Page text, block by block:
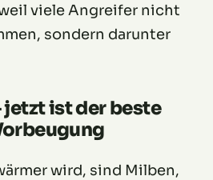
viele Angreifer nicht
sondern darunter
jetzt ist der beste
wird, sind Milben,